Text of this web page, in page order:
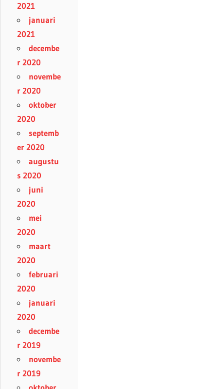
2021
januari
2021
decembe
r 2020
novembe
r 2020
oktober
2020
septemb
er 2020
augustu
s 2020
juni
2020
mei
2020
maart
2020
februari
2020
januari
2020
decembe
r 2019
novembe
r 2019